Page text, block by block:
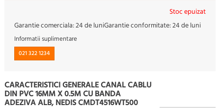
Stoc epuizat
Garantie comerciala:24 de luniGarantie conformitate:24 de luni
Informatii suplimentare
021 322 1234
CARACTERISTICI GENERALE CANAL CABLU
DIN PVC 16MM X 0.5M CU BANDA
ADEZIVA ALB, NEDIS CMDT4516WT500